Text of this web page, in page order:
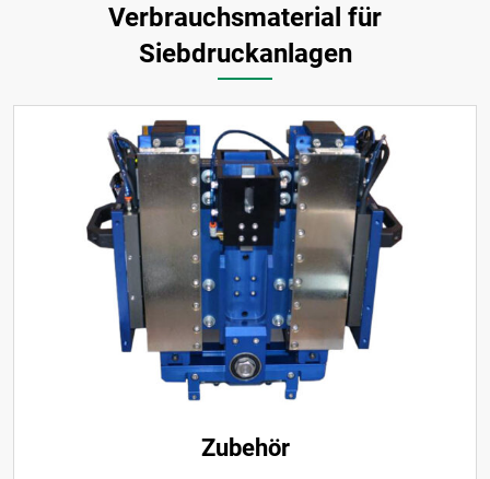
Verbrauchsmaterial für
Siebdruckanlagen
Zubehör